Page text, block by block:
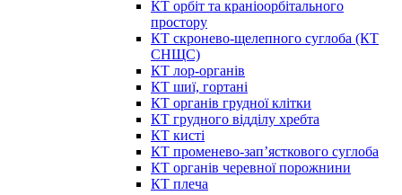
КТ орбіт та краніоорбітального
простору
КТ скронево-щелепного суглоба (КТ
СНЩС)
КТ лор-органів
КТ шиї, гортані
КТ органів грудної клітки
КТ грудного відділу хребта
КТ кисті
КТ променево-зап’ясткового суглоба
КТ органів черевної порожнини
КТ плеча